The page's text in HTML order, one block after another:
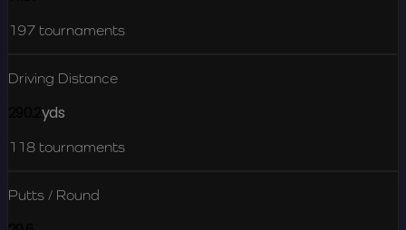
197 tournaments
Driving Distance
yds
118 tournaments
Putts / Round